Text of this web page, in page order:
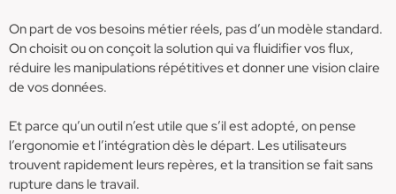
On part de vos besoins métier réels, pas d’un modèle standard.
On choisit ou on conçoit la solution qui va fluidifier vos flux,
réduire les manipulations répétitives et donner une vision claire
de vos données.
Et parce qu’un outil n’est utile que s’il est adopté, on pense
l’ergonomie et l’intégration dès le départ. Les utilisateurs
trouvent rapidement leurs repères, et la transition se fait sans
rupture dans le travail.